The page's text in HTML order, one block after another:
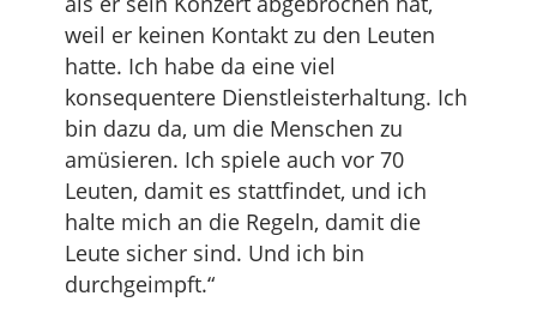
weil er keinen Kontakt zu den Leuten
hatte. Ich habe da eine viel
konsequentere Dienstleisterhaltung. Ich
bin dazu da, um die Menschen zu
amüsieren. Ich spiele auch vor 70
Leuten, damit es stattfindet, und ich
halte mich an die Regeln, damit die
Leute sicher sind. Und ich bin
durchgeimpft.“